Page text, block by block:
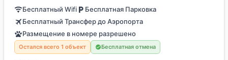
Бесплатный Wifi
Бесплатная Парковка
Бесплатный Трансфер до Аэропорта
Размещение в номере разрешено
Остался всего 1 объект Бесплатная отмена